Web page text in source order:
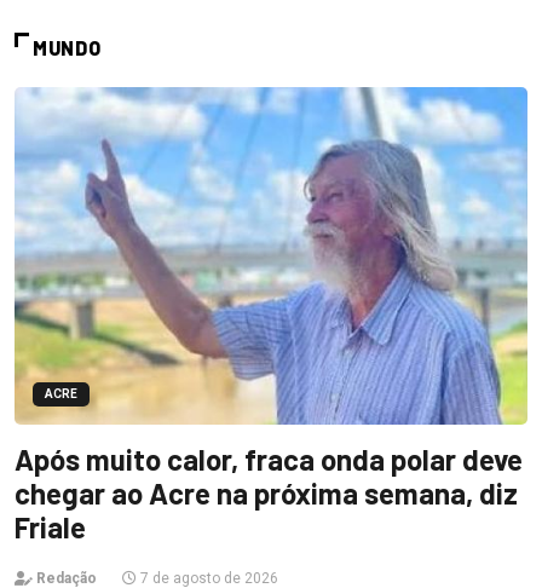
MUNDO
ACRE
Após muito calor, fraca onda polar deve
chegar ao Acre na próxima semana, diz
Friale
Redação 7 de agosto de 2026